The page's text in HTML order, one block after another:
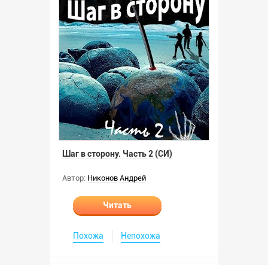
Шаг в сторону. Часть 2 (СИ)
Автор: Никонов Андрей
Читать
Похожа Непохожа